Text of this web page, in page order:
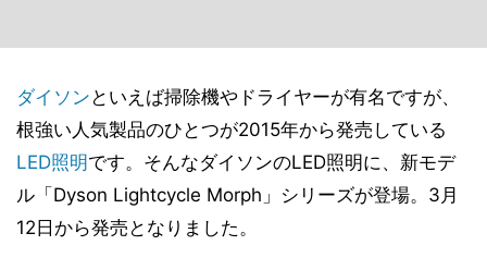
ダイソン といえば掃除機やドライヤーが有名ですが、
根強い人気製品のひとつが2015年から発売している
LED照明です。そんなダイソンのLED照明に、新モデ
ル「Dyson Lightcycle Morph」シリーズが登場。3月
12日から発売となりました。